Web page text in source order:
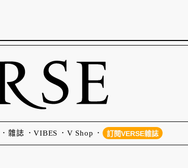
雜誌 VIBES V Shop 訂閱VERSE雜誌